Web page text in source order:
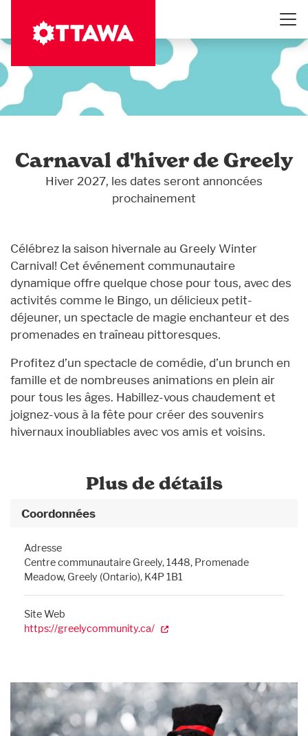
contenu
Carnaval d'hiver de Greely
Hiver 2027, les dates seront annoncées
prochainement
Célébrez la saison hivernale au Greely Winter
Carnival! Cet événement communautaire
dynamique offre quelque chose pour tous, avec des
activités comme le Bingo, un délicieux petit-
déjeuner, un spectacle de magie enchanteur et des
promenades en traîneau pittoresques.
Profitez d’un spectacle de comédie, d’un brunch en
famille et de nombreuses animations en plein air
pour tous les âges. Habillez-vous chaudement et
joignez-vous à la fête pour créer des souvenirs
hivernaux inoubliables avec vos amis et voisins.
Plus de détails
Coordonnées
Adresse
Centre communautaire Greely, 1448, Promenade
Meadow, Greely (Ontario), K4P 1B1
Site Web
https://greelycommunity.ca/